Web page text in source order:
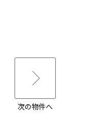
次の物件へ